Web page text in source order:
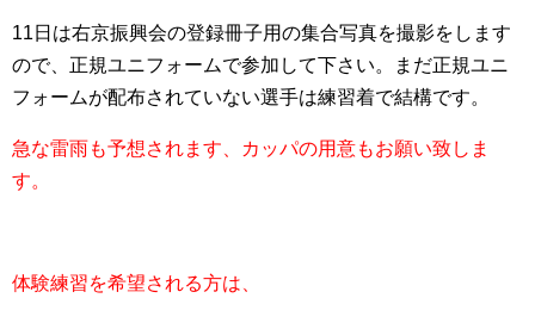
11日は右京振興会の登録冊子用の集合写真を撮影をします
ので、正規ユニフォームで参加して下さい。まだ正規ユニ
フォームが配布されていない選手は練習着で結構です。
急な雷雨も予想されます、カッパの用意もお願い致しま
す。
体験練習を希望される方は、